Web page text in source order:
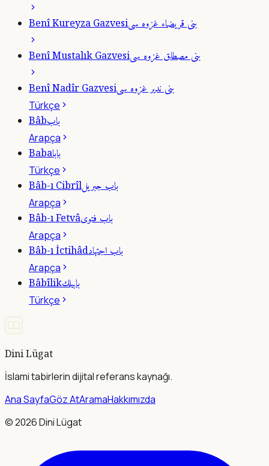
Benî Kureyza Gazvesiبنى قريضاء غزوه سى
Benî Mustalık Gazvesiبنى مصطلق غزوه سى
Benî Nadîr Gazvesiبنى ندير غزوه سى
Türkçe
Bâbباب
Arapça
Babaبابا
Türkçe
Bâb-ı Cibrîlباب جبريل
Arapça
Bâb-ı Fetvâباب فتوى
Arapça
Bâb-ı İctihâdباب اجتهاد
Arapça
Bâbîlikبابيلك
Türkçe
Dini Lügat
İslami tabirlerin dijital referans kaynağı.
Ana SayfaGöz AtAramaHakkımızda
©2026Dini Lügat